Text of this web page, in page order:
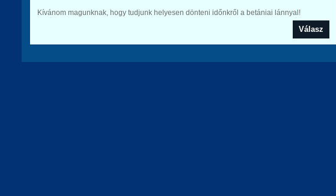
Kívánom magunknak, hogy tudjunk helyesen dönteni időnkről a betániai lánnyal!
Válasz